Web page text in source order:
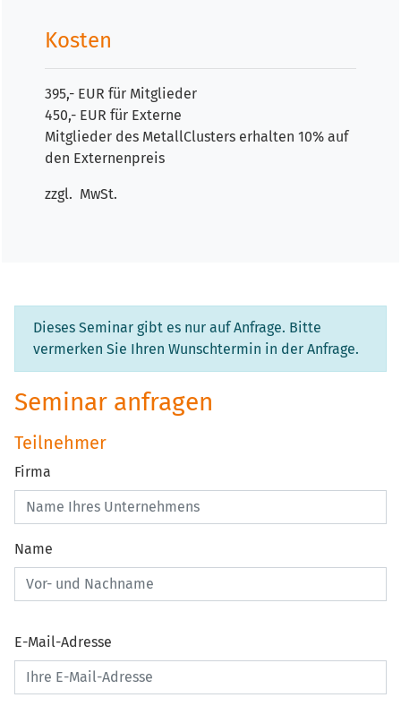
Kosten
395,- EUR für Mitglieder
450,- EUR für Externe
Mitglieder des MetallClusters erhalten 10% auf
den Externenpreis
zzgl. MwSt.
Dieses Seminar gibt es nur auf Anfrage. Bitte
vermerken Sie Ihren Wunschtermin in der Anfrage.
Seminar anfragen
Teilnehmer
Firma
Name
E-Mail-Adresse